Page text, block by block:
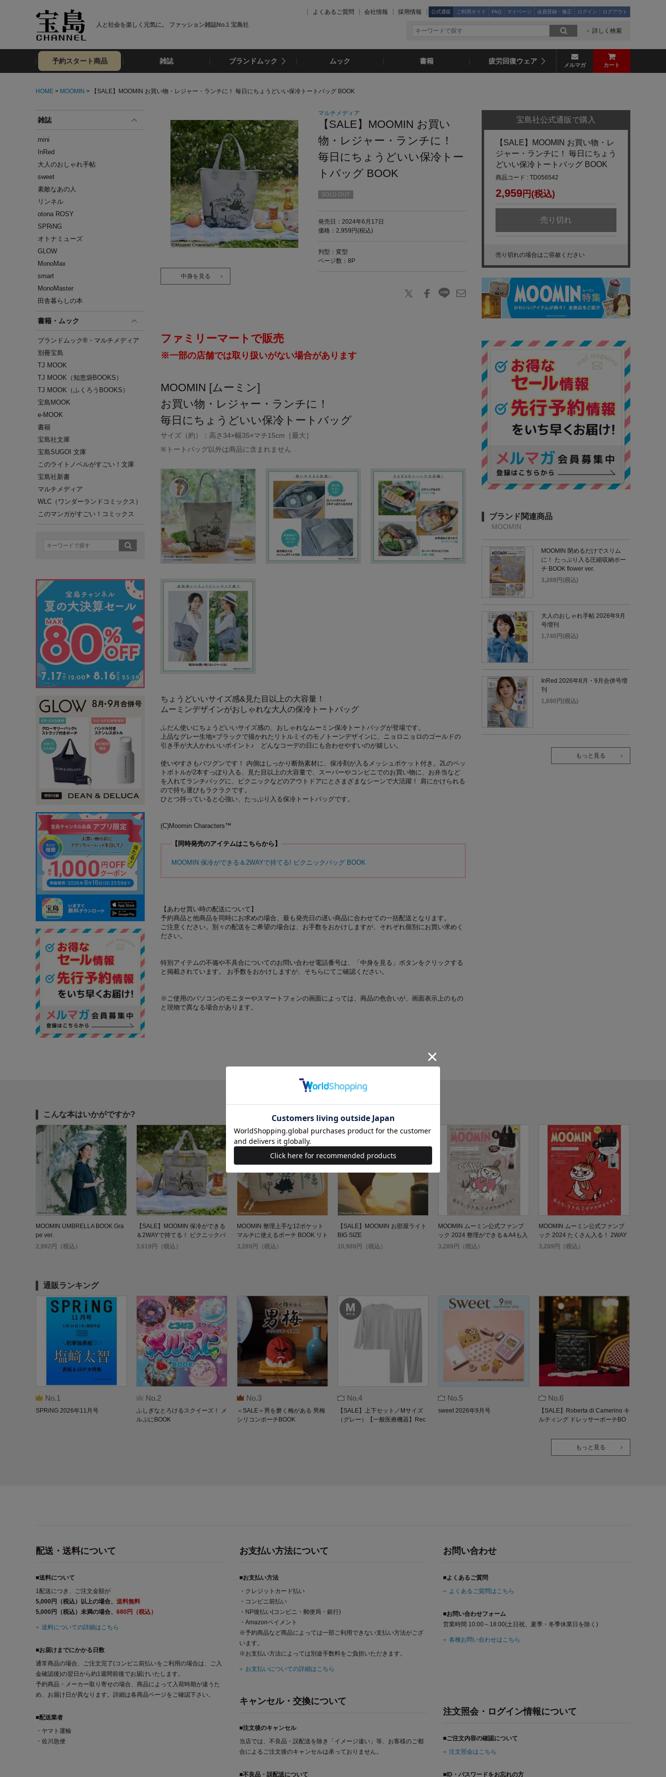
人と社会を楽しく元気に。 ファッション雑誌No.1 宝島社
よくあるご質問 会社情報 採用情報 公式通販 ご利用ガイド FAQ マイページ 会員登録・修正 ログイン ログアウト
詳しく検索
予約スタート商品 雑誌 ブランドムック ムック 書籍 疲労回復ウェア メルマガ カート
HOME > MOOMIN > 【SALE】MOOMIN お買い物・レジャー・ランチに！ 毎日にちょうどいい保冷トートバッグ BOOK
雑誌
mini
InRed
大人のおしゃれ手帖
sweet
素敵なあの人
リンネル
otona ROSY
SPRiNG
オトナミューズ
GLOW
MonoMax
smart
MonoMaster
田舎暮らしの本
書籍・ムック
ブランドムック®・マルチメディア
別冊宝島
TJ MOOK
TJ MOOK（知恵袋BOOKS）
TJ MOOK（ふくろうBOOKS）
宝島MOOK
e-MOOK
書籍
宝島社文庫
宝島SUGOI 文庫
このライトノベルがすごい！文庫
宝島社新書
マルチメディア
WLC（ワンダーランドコミックス）
このマンガがすごい！コミックス
中身を見る
マルチメディア
【SALE】MOOMIN お買い
物・レジャー・ランチに！
毎日にちょうどいい保冷トー
トバッグ BOOK
SOLD OUT
発売日：2024年6月17日
価格：2,959円(税込)
判型：変型
ページ数：8P
ファミリーマートで販売
※一部の店舗では取り扱いがない場合があります
MOOMIN [ムーミン]
お買い物・レジャー・ランチに！
毎日にちょうどいい保冷トートバッグ
サイズ（約）：高さ34×幅35×マチ15cm［最大］
※トートバッグ以外は商品に含まれません
ちょうどいいサイズ感&見た目以上の大容量！
ムーミンデザインがおしゃれな大人の保冷トートバッグ
ふだん使いにちょうどいいサイズ感の、おしゃれなムーミン保冷トートバッグが登場です。
上品なグレー生地×ブラックで描かれたリトルミイのモノトーンデザインに、ニョロニョロのゴールドの
引き手が大人かわいいポイント♪ どんなコーデの日にも合わせやすいのが嬉しい。
使いやすさもバツグンです！ 内側はしっかり断熱素材に、保冷剤が入るメッシュポケット付き。2Lのペッ
トボトルが2本すっぽり入る、見た目以上の大容量で、スーパーやコンビニでのお買い物に、お弁当など
を入れてランチバッグに、ピクニックなどのアウトドアにとさまざまなシーンで大活躍！ 肩にかけられる
ので持ち運びもラクラクです。
ひとつ持っていると心強い、たっぷり入る保冷トートバッグです。
(C)Moomin Characters™
【同時発売のアイテムはこちらから】
MOOMIN 保冷ができる＆2WAYで持てる! ピクニックバッグ BOOK
【あわせ買い時の配送について】
予約商品と他商品を同時にお求めの場合、最も発売日の遅い商品に合わせての一括配送となります。
ご注意ください。別々の配送をご希望の場合は、お手数をおかけしますが、それぞれ個別にお買い求めく
ださい。
特別アイテムの不備や不具合についてのお問い合わせ電話番号は、「中身を見る」ボタンをクリックする
と掲載されています。 お手数をおかけしますが、そちらにてご確認ください。
※ご使用のパソコンのモニターやスマートフォンの画面によっては、商品の色合いが、画面表示上のもの
と現物で異なる場合があります。
宝島社公式通販で購入
【SALE】MOOMIN お買い物・レ
ジャー・ランチに！ 毎日にちょう
どいい保冷トートバッグ BOOK
商品コード : TD056542
2,959 円(税込)
売り切れ
売り切れの場合はご容赦ください
ブランド関連商品
MOOMIN
MOOMIN 閉めるだけでスリム
に！ たっぷり入る圧縮収納ポー
チ BOOK flower ver.
3,289円(税込)
大人のおしゃれ手帖 2026年9月
号増刊
1,740円(税込)
InRed 2026年8月・9月合併号増
刊
1,690円(税込)
もっと見る
こんな本はいかがですか?
MOOMIN UMBRELLA BOOK Gra
pe ver.
2,992円（税込）
【SALE】MOOMIN 保冷ができる
＆2WAYで持てる！ ピクニックバ
ッグ BOOK
3,619円（税込）
MOOMIN 整理上手な12ポケット
マルチに使えるポーチ BOOK リト
ルミイ ver.
3,289円（税込）
【SALE】MOOMIN お部屋ライト
BIG SIZE
10,989円（税込）
MOOMIN ムーミン公式ファンブ
ック 2024 整理ができる＆A4も入
る！ 仕切りトートバッグ ver.
3,289円（税込）
MOOMIN ムーミン公式ファンブ
ック 2024 たくさん入る！ 2WAY
ショルダーバッグ ver.
3,289円（税込）
通販ランキング
No.1
SPRiNG 2026年11月号
No.2
ふしぎなとろけるスクイーズ！ メ
ルぷにBOOK
No.3
＜SALE＞男を磨く梅がある 男梅
シリコンポーチBOOK
No.4
【SALE】上下セット／Mサイズ
（グレー）【一般医療機器】Rec
No.5
sweet 2026年9月号
No.6
【SALE】Roberta di Camerino キ
ルティング ドレッサーポーチBO
もっと見る
配送・送料について
■送料について
1配送につき、ご注文金額が
5,000円（税込）以上の場合、 送料無料
5,000円（税込）未満の場合、 680円（税込）
送料についての詳細はこちら
■お届けまでにかかる日数
通常商品の場合、ご注文完了(コンビニ前払いをご利用の場合は、ご入
金確認後)の翌日から約1週間前後でお届けいたします。
予約商品・メーカー取り寄せの場合、商品によって入荷時期が違うた
め、お届け日が異なります。詳細は各商品ページをご確認下さい。
■配送業者
・ヤマト運輸
・佐川急便
お支払い方法について
■お支払い方法
・クレジットカード払い
・コンビニ前払い
・NP後払い(コンビニ・郵便局・銀行)
・Amazonペイメント
※予約商品など商品によっては一部ご利用できない支払い方法がござ
います。
※お支払い方法によっては別途手数料をご負担いただきます。
お支払いについての詳細はこちら
キャンセル・交換について
■注文後のキャンセル
当店では、不良品・誤配送を除き「イメージ違い」等、お客様のご都
合によるご注文後のキャンセルは承っておりません。
■不良品・誤配送について
お問い合わせ
■よくあるご質問
よくあるご質問はこちら
■お問い合わせフォーム
営業時間 10:00～18:00(土日祝、夏季・冬季休業日を除く)
各種お問い合わせはこちら
注文照会・ログイン情報について
■ご注文内容の確認について
注文照会はこちら
■ID・パスワードをお忘れの方